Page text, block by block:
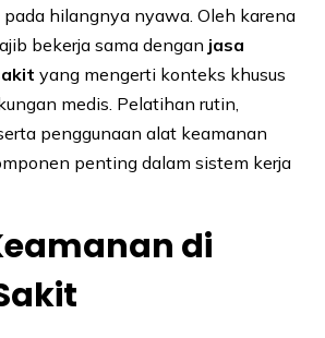
hilangnya nyawa. Oleh karena
bekerja sama dengan jasa
yang mengerti konteks khusus
medis. Pelatihan rutin,
penggunaan alat keamanan
penting dalam sistem kerja
di